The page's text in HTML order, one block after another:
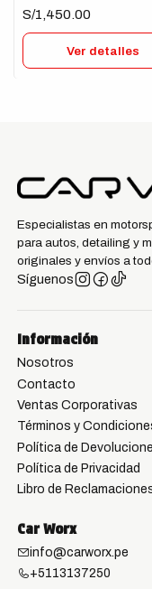
S/1,450.00
Ver detalles
Especialistas en
para autos, detailing y
originales y envíos a
Síguenos
Información
Nosotros
Contacto
Ventas Corporativas
Términos y
Política de
Política de Privacidad
Libro de
Car Worx
info@carworx.pe
+5113137250